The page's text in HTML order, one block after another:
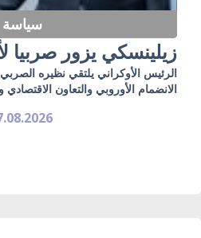
سياسة
زيلينسكي يزور صربيا
الرئيس الأوكراني يلتقي نظيره
الانضمام الأوروبي والتعاون الاقتصادي